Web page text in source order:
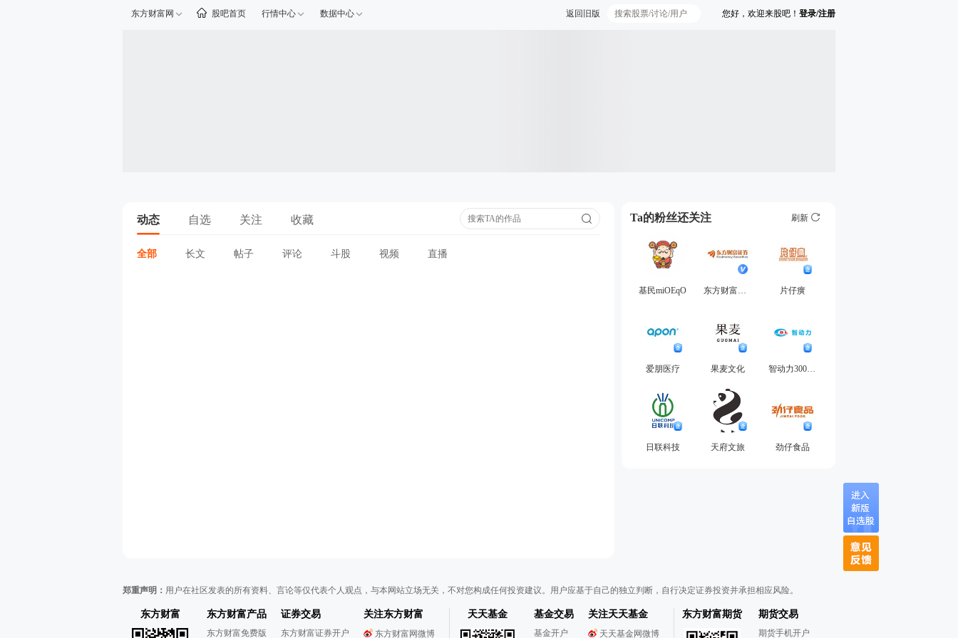
东方财富网 股吧首页 行情中心 数据中心 您好，欢迎来股吧！ 登录/注册
返回旧版
动态 自选 关注 收藏
全部 长文 帖子 评论 斗股 视频 直播
Ta的粉丝还关注 刷新
基民miOEqO 东方财富证券 片仔癀
爱朋医疗 果麦文化 智动力300686
日联科技 天府文旅 劲仔食品
郑重声明： 用户在社区发表的所有资料、言论等仅代表个人观点，与本网站立场无关，不对您构成任何投资建议。用户应基于自己的独立判断，自行决定证券投资并承担相应风险。
东方财富 东方财富产品
东方财富免费版
证券交易
东方财富证券开户
关注东方财富
东方财富网微博
天天基金 基金交易
基金开户
关注天天基金
天天基金网微博
东方财富期货 期货交易
期货手机开户